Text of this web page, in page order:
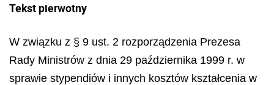
Tekst pierwotny
W związku z § 9 ust. 2 rozporządzenia Prezesa
Rady Ministrów z dnia 29 października 1999 r. w
sprawie stypendiów i innych kosztów kształcenia w